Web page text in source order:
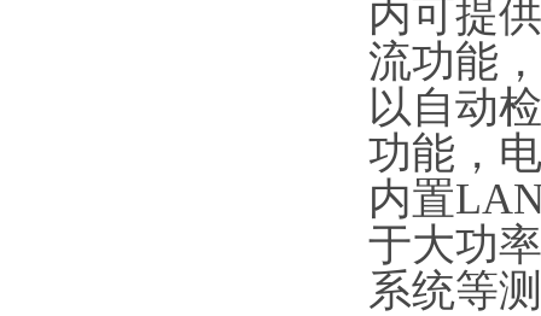
内可提
流功能
以自动
功能，
内置
于大功
系统等